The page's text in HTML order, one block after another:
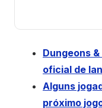
Dungeons
oficial de
Alguns
próximo